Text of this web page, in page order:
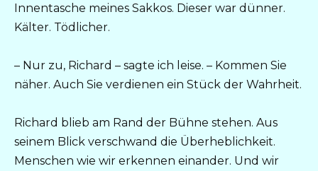
Innentasche meines Sakkos. Dieser war dünner.
Kälter. Tödlicher.
– Nur zu, Richard – sagte ich leise. – Kommen Sie
näher. Auch Sie verdienen ein Stück der Wahrheit.
Richard blieb am Rand der Bühne stehen. Aus
seinem Blick verschwand die Überheblichkeit.
Menschen wie wir erkennen einander. Und wir